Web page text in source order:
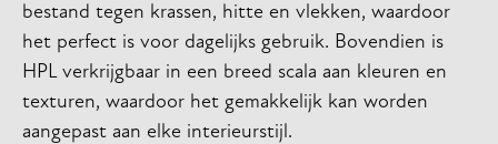
bestand tegen krassen, hitte en vlekken, waardoor
het perfect is voor dagelijks gebruik. Bovendien is
HPL verkrijgbaar in een breed scala aan kleuren en
texturen, waardoor het gemakkelijk kan worden
aangepast aan elke interieurstijl.